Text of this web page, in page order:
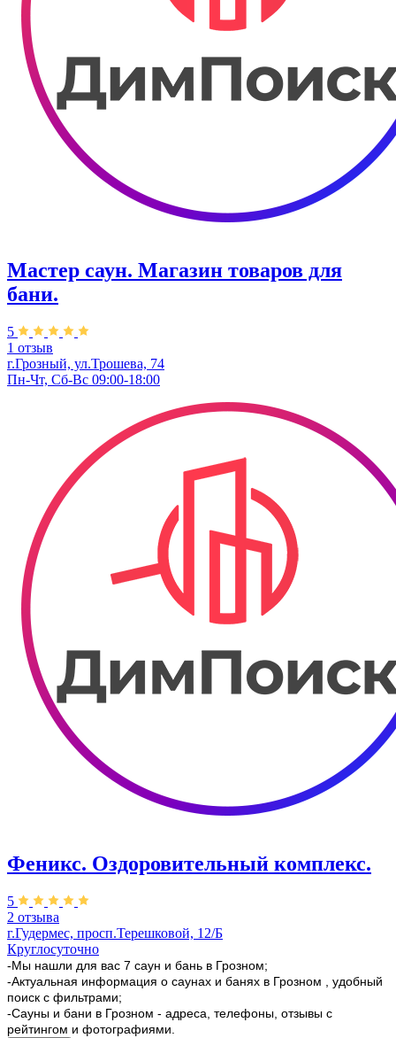
Мастер саун. Магазин товаров для
бани.
5
1 отзыв
г.Грозный, ул.Трошева, 74
Пн-Чт, Сб-Вс 09:00-18:00
Феникс. Оздоровительный комплекс.
5
2 отзыва
г.Гудермес, просп.Терешковой, 12/Б
Круглосуточно
-Мы нашли для вас 7 саун и бань в Грозном;
-Актуальная информация о саунах и банях в Грозном , удобный
поиск с фильтрами;
-Сауны и бани в Грозном - адреса, телефоны, отзывы с
рейтингом и фотографиями.